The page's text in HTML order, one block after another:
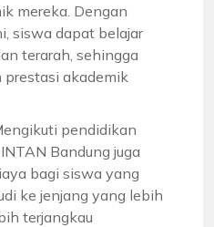
mereka. Dengan
siswa dapat belajar
terarah, sehingga
akademik
pendidikan
Bandung juga
bagi siswa yang
ke jenjang yang lebih
terjangkau